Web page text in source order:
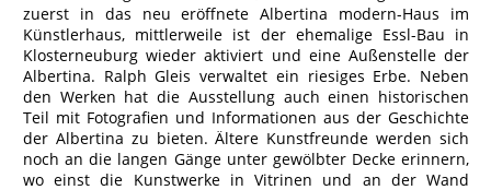
zuerst in das neu eröffnete Albertina modern-Haus im
Künstlerhaus, mittlerweile ist der ehemalige Essl-Bau in
Klosterneuburg wieder aktiviert und eine Außenstelle der
Albertina. Ralph Gleis verwaltet ein riesiges Erbe. Neben
den Werken hat die Ausstellung auch einen historischen
Teil mit Fotografien und Informationen aus der Geschichte
der Albertina zu bieten. Ältere Kunstfreunde werden sich
noch an die langen Gänge unter gewölbter Decke erinnern,
wo einst die Kunstwerke in Vitrinen und an der Wand